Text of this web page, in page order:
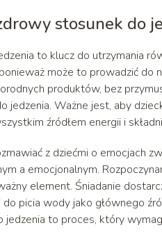
stosunek do
to klucz do utrzymania
może to prowadzić
produktów, bez
jedzenia. Ważne jest, aby
źródłem energii i
z dziećmi o emocjach
a emocjonalnym.
element. Śniadanie
picia wody jako głównego
to proces, który